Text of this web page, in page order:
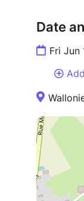
Date
Fri Jun